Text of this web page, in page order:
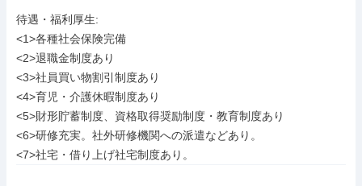
待遇・福利厚生:
<1>各種社会保険完備
<2>退職金制度あり
<3>社員買い物割引制度あり
<4>育児・介護休暇制度あり
<5>財形貯蓄制度、資格取得奨励制度・教育制度あり
<6>研修充実。社外研修機関への派遣などあり。
<7>社宅・借り上げ社宅制度あり。